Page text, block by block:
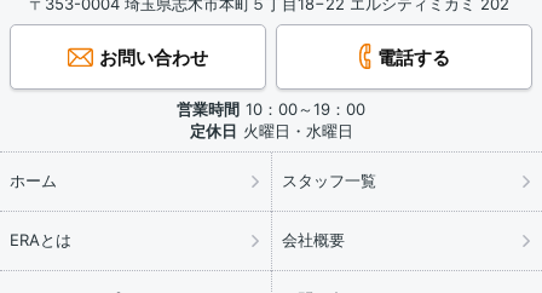
〒353-0004 埼玉県志木市本町５丁目18−22 エルシティミカミ 202
お問い合わせ 電話する
営業時間 10：00～19：00
定休日 火曜日・水曜日
ホーム スタッフ一覧
ERAとは 会社概要